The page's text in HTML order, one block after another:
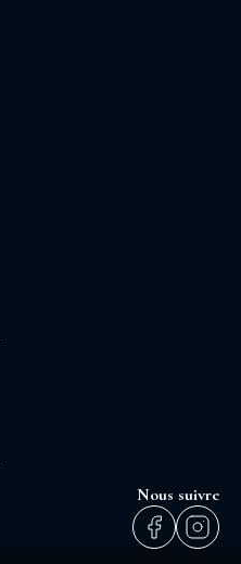
Nous suivre